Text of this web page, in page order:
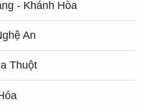
- Khánh Hòa
An
Thuột